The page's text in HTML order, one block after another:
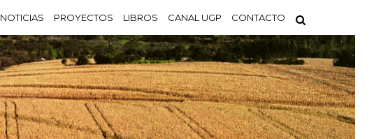
NOTICIAS PROYECTOS LIBROS CANAL UGP CONTACTO